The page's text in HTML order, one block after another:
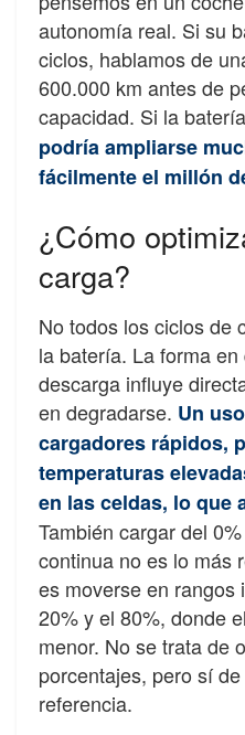
autonomía real. Si su
ciclos, hablamos de
600.000 km antes de
capacidad. Si la
podría ampliarse
fácilmente el millón
¿Cómo
carga?
No todos los ciclos de
la batería. La forma
descarga influye
en degradarse. Un
cargadores rápidos,
temperaturas
en las celdas, lo que
También cargar del
continua no es lo más
es moverse en rangos
20% y el 80%, donde
menor. No se trata de
porcentajes, pero sí
referencia.